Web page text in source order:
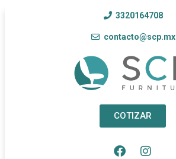
3320164708
contacto@scp.mx
COTIZAR